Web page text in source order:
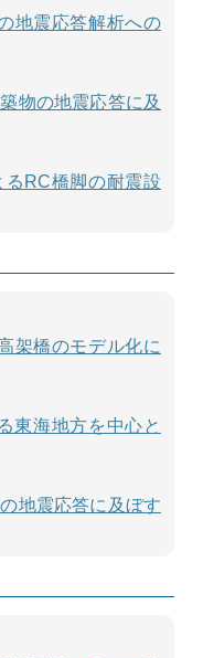
地震応答解析への
物の地震応答に及
RC橋脚の耐震設
架橋のモデル化に
東海地方を中心と
地震応答に及ぼす